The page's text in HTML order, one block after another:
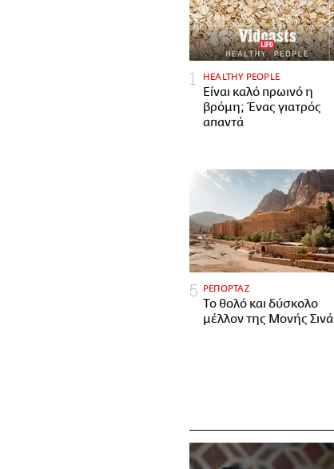
HEALTHY PEOPLE
Είναι καλό πρωινό η
βρόμη; Ένας γιατρός
απαντά
ΡΕΠΟΡΤΑΖ
Το θολό και δύσκολο
μέλλον της Μονής Σινά